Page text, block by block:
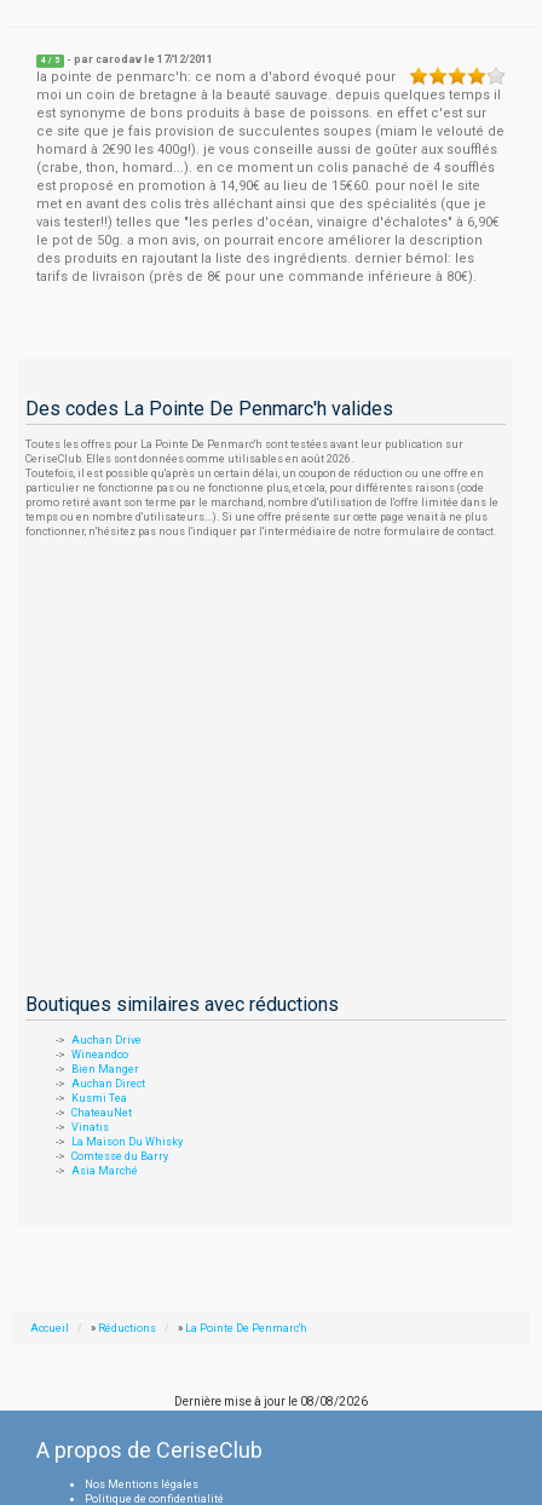
4 / 5 - parcarodav le 17/12/2011
la pointe de penmarc'h: ce nom a d'abord évoqué pour
moi un coin de bretagne à la beauté sauvage. depuis quelques temps il
est synonyme de bons produits à base de poissons. en effet c'est sur
ce site que je fais provision de succulentes soupes (miam le velouté de
homard à 2€90 les 400g!). je vous conseille aussi de goûter aux soufflés
(crabe, thon, homard...). en ce moment un colis panaché de 4 soufflés
est proposé en promotion à 14,90€ au lieu de 15€60. pour noël le site
met en avant des colis très alléchant ainsi que des spécialités (que je
vais tester!!) telles que "les perles d'océan, vinaigre d'échalotes" à 6,90€
le pot de 50g. a mon avis, on pourrait encore améliorer la description
des produits en rajoutant la liste des ingrédients. dernier bémol: les
tarifs de livraison (près de 8€ pour une commande inférieure à 80€).
Des codes La Pointe De Penmarc'h valides
Toutes les offres pour La Pointe De Penmarc'h sont testées avant leur publication sur
CeriseClub. Elles sont données comme utilisables en août 2026.
Toutefois, il est possible qu'après un certain délai, un coupon de réduction ou une offre en
particulier ne fonctionne pas ou ne fonctionne plus, et cela, pour différentes raisons (code
promo retiré avant son terme par le marchand, nombre d'utilisation de l'offre limitée dans le
temps ou en nombre d'utilisateurs...). Si une offre présente sur cette page venait à ne plus
fonctionner, n'hésitez pas nous l'indiquer par l'intermédiaire de notre formulaire de contact.
Boutiques similaires avec réductions
Auchan Drive
Wineandco
Bien Manger
Auchan Direct
Kusmi Tea
ChateauNet
Vinatis
La Maison Du Whisky
Comtesse du Barry
Asia Marché
Accueil » Réductions » La Pointe De Penmarc'h
Dernière mise à jour le 08/08/2026
A propos de CeriseClub
Nos Mentions légales
Politique de confidentialité